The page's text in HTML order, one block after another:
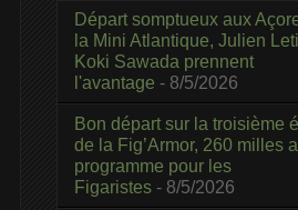
Départ somptueux aux
la Mini Atlantique, Julien
Koki Sawada prennent
l'avantage - 8/5/2026
Bon départ sur la troisième
de la Fig’Armor, 260 milles
programme pour les
Figaristes - 8/5/2026